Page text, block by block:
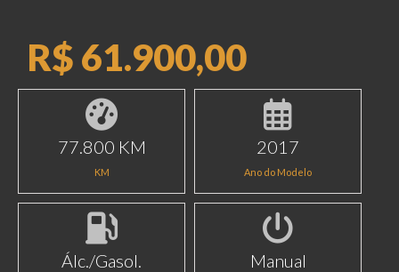
R$ 61.900,00
77.800 KM
KM
2017
Ano do Modelo
Álc./Gasol. Manual